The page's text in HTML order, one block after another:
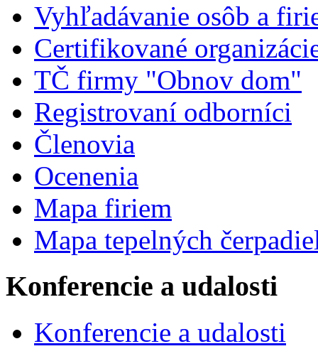
Vyhľadávanie osôb a
Certifikované
TČ firmy "Obnov dom"
Registrovaní odborníci
Členovia
Ocenenia
Mapa firiem
Mapa tepelných
Konferencie a udalosti
Konferencie a udalosti